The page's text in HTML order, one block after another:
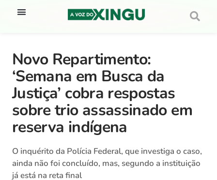
Novo Repartimento:
‘Semana em Busca da
Justiça’ cobra respostas
sobre trio assassinado em
reserva indígena
O inquérito da Polícia Federal, que investiga o caso,
ainda não foi concluído, mas, segundo a instituição
já está na reta final